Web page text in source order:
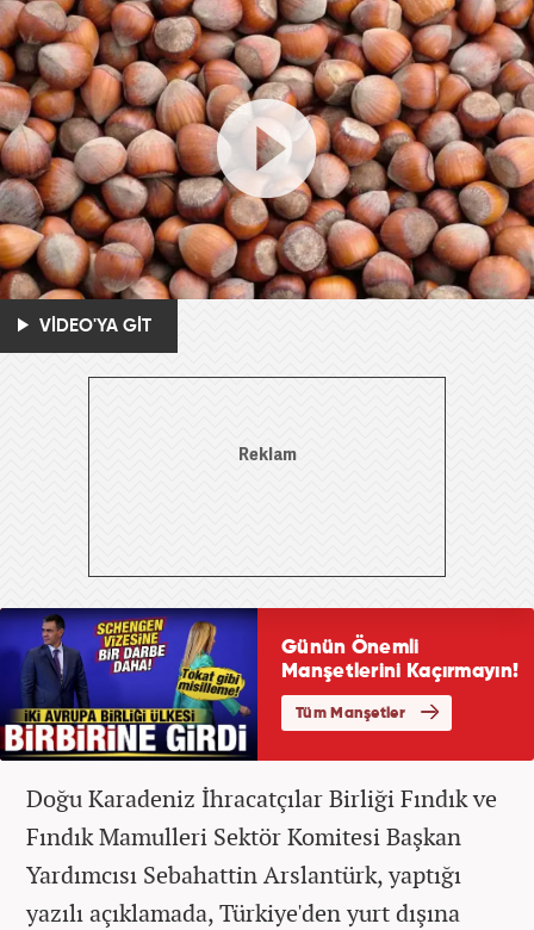
VİDEO'YA GİT
Doğu Karadeniz İhracatçılar Birliği Fındık ve
Fındık Mamulleri Sektör Komitesi Başkan
Yardımcısı Sebahattin Arslantürk, yaptığı
yazılı açıklamada, Türkiye'den yurt dışına